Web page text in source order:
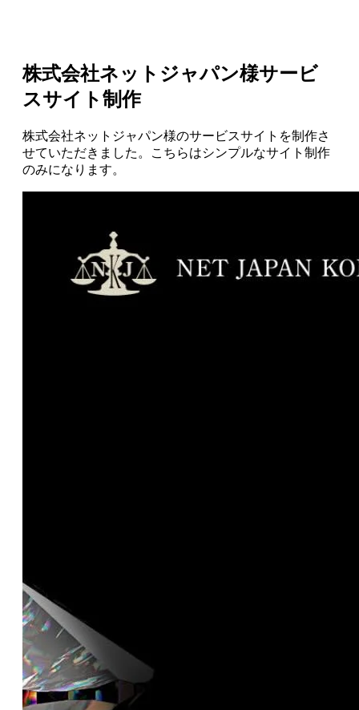
株式会社ネットジャパン様サービ
スサイト制作
株式会社ネットジャパン様のサービスサイトを制作さ
せていただきました。こちらはシンプルなサイト制作
のみになります。